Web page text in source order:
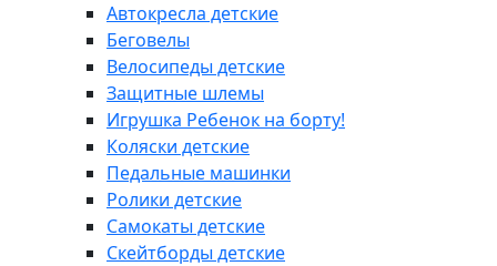
Автокресла детские
Беговелы
Велосипеды детские
Защитные шлемы
Игрушка Ребенок на борту!
Коляски детские
Педальные машинки
Ролики детские
Самокаты детские
Скейтборды детские